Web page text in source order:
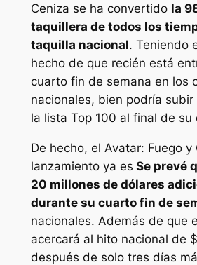
Ceniza se ha convertido la
taquillera de todos los
taquilla nacional. Teniendo
hecho de que recién está
cuarto fin de semana en los
nacionales, bien podría subir
la lista Top 100 al final de su
De hecho, el Avatar: Fuego y
lanzamiento ya es Se prevé
20 millones de dólares
durante su cuarto fin de
nacionales. Además de que
acercará al hito nacional de
después de solo tres días